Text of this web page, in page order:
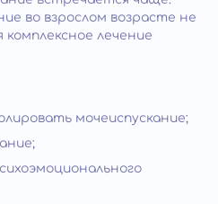
во взрослом возрасте не
лечение
мочеиспускание;